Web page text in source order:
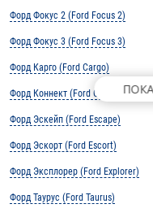
Форд Фокус 2 (Ford Focus 2)
Форд Фокус 3 (Ford Focus 3)
Форд Карго (Ford Cargo)
Форд Коннект (Ford Connect)
Форд Эскейп (Ford Escape)
Форд Эскорт (Ford Escort)
Форд Эксплорер (Ford Explorer)
Форд Таурус (Ford Taurus)